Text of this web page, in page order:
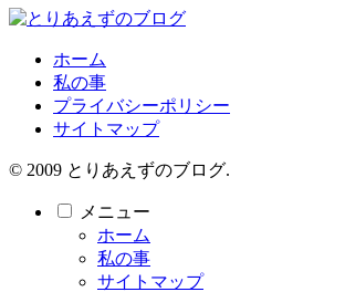
ホーム
私の事
プライバシーポリシー
サイトマップ
© 2009 とりあえずのブログ.
メニュー
ホーム
私の事
サイトマップ